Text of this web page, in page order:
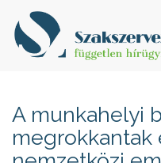
A munkahelyi
megrokkantak